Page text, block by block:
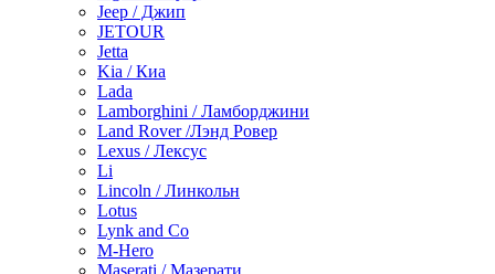
Jeep / Джип
JETOUR
Jetta
Kia / Киа
Lada
Lamborghini / Ламборджини
Land Rover /Лэнд Ровер
Lexus / Лексус
Li
Lincoln / Линкольн
Lotus
Lynk and Co
M-Hero
Maserati / Мазерати